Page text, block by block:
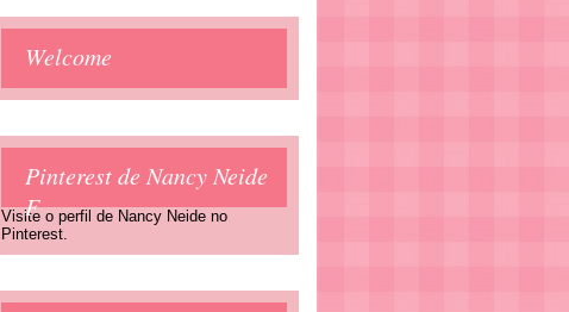
Welcome
Pinterest de Nancy Neide
F
Visite o perfil de Nancy Neide no
Pinterest.